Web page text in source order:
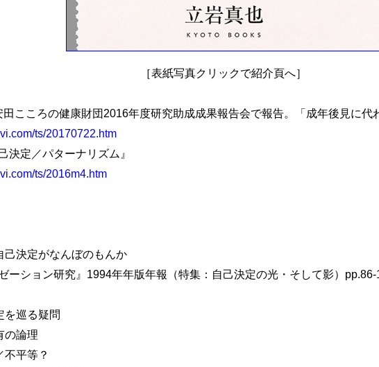
［表紙写真クリックで紹介頁へ］
こころの健康財団2016年度研究助成成果報告会で報告。「成年後見に代
ts/20170722.htm
定／パターナリズム』
ts/2016m4.htm
己決定がなんぼのもんか
ーション研究』1994年年版年報（特集：自己決定の光・そして影）pp.86-
巡る疑問
論理
平等？